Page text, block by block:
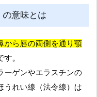
の意味とは
から唇の両側を通り顎
。
ーゲンやエラスチンの
うれい線（法令線）は